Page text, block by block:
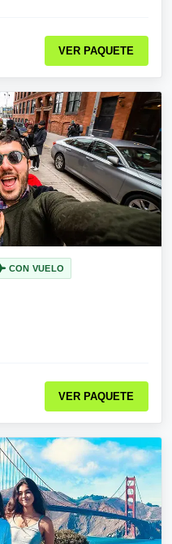
VER PAQUETE
CON VUELO
VER PAQUETE